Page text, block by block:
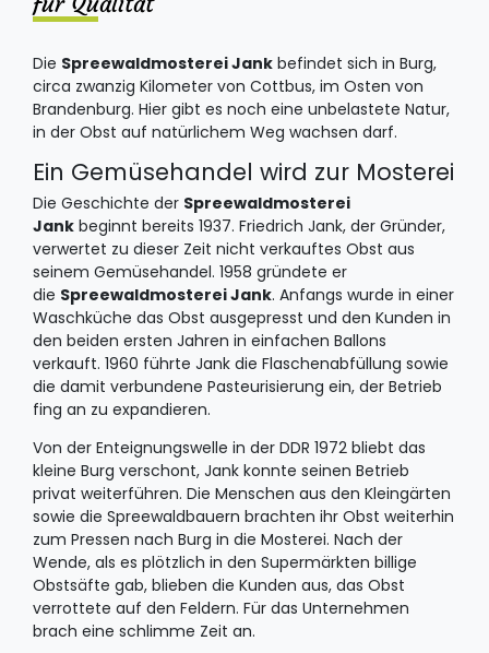
Die Spreewaldmosterei Jank befindet sich in Burg,
circa zwanzig Kilometer von Cottbus, im Osten von
Brandenburg. Hier gibt es noch eine unbelastete Natur,
in der Obst auf natürlichem Weg wachsen darf.
Ein Gemüsehandel wird zur Mosterei
Die Geschichte der Spreewaldmosterei
Jank beginnt bereits 1937. Friedrich Jank, der Gründer,
verwertet zu dieser Zeit nicht verkauftes Obst aus
seinem Gemüsehandel. 1958 gründete er
die Spreewaldmosterei Jank. Anfangs wurde in einer
Waschküche das Obst ausgepresst und den Kunden in
den beiden ersten Jahren in einfachen Ballons
verkauft. 1960 führte Jank die Flaschenabfüllung sowie
die damit verbundene Pasteurisierung ein, der Betrieb
fing an zu expandieren.
Von der Enteignungswelle in der DDR 1972 bliebt das
kleine Burg verschont, Jank konnte seinen Betrieb
privat weiterführen. Die Menschen aus den Kleingärten
sowie die Spreewaldbauern brachten ihr Obst weiterhin
zum Pressen nach Burg in die Mosterei. Nach der
Wende, als es plötzlich in den Supermärkten billige
Obstsäfte gab, blieben die Kunden aus, das Obst
verrottete auf den Feldern. Für das Unternehmen
brach eine schlimme Zeit an.